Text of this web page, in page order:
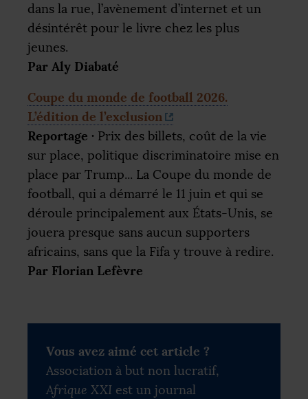
dans la rue, l’avènement d’internet et un
désintérêt pour le livre chez les plus
jeunes.
Par Aly Diabaté
Coupe du monde de football 2026.
L’édition de l’exclusion
Reportage · Prix des billets, coût de la vie
sur place, politique discriminatoire mise en
place par Trump... La Coupe du monde de
football, qui a démarré le 11 juin et qui se
déroule principalement aux États-Unis, se
jouera presque sans aucun supporters
africains, sans que la Fifa y trouve à redire.
Par Florian Lefèvre
Vous avez aimé cet article ?
Association à but non lucratif,
Afrique XXI est un journal